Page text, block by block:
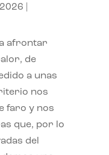
afrontar
de
a unas
nos
faro y nos
que, por lo
del